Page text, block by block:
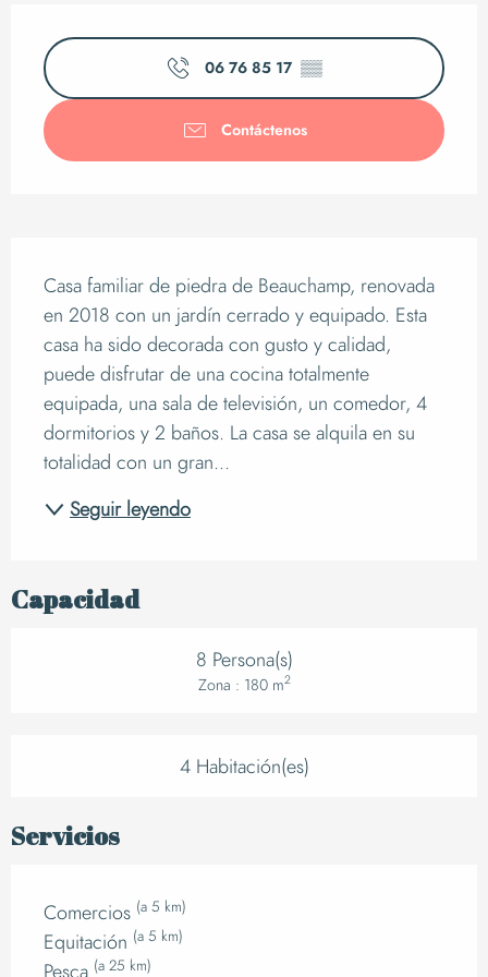
Horarios y datos de
06 76 85 17 ▒▒
Contáctenos
Descripción
Casa familiar de piedra de Beauchamp, renovada
en 2018 con un jardín cerrado y equipado. Esta
casa ha sido decorada con gusto y calidad,
puede disfrutar de una cocina totalmente
equipada, una sala de televisión, un comedor, 4
dormitorios y 2 baños. La casa se alquila en su
totalidad con un gran...
Seguir leyendo
Capacidad
8 Persona(s)
Zona : 180 m2
4 Habitación(es)
Servicios
Comercios (a 5 km)
Equitación (a 5 km)
Pesca (a 25 km)